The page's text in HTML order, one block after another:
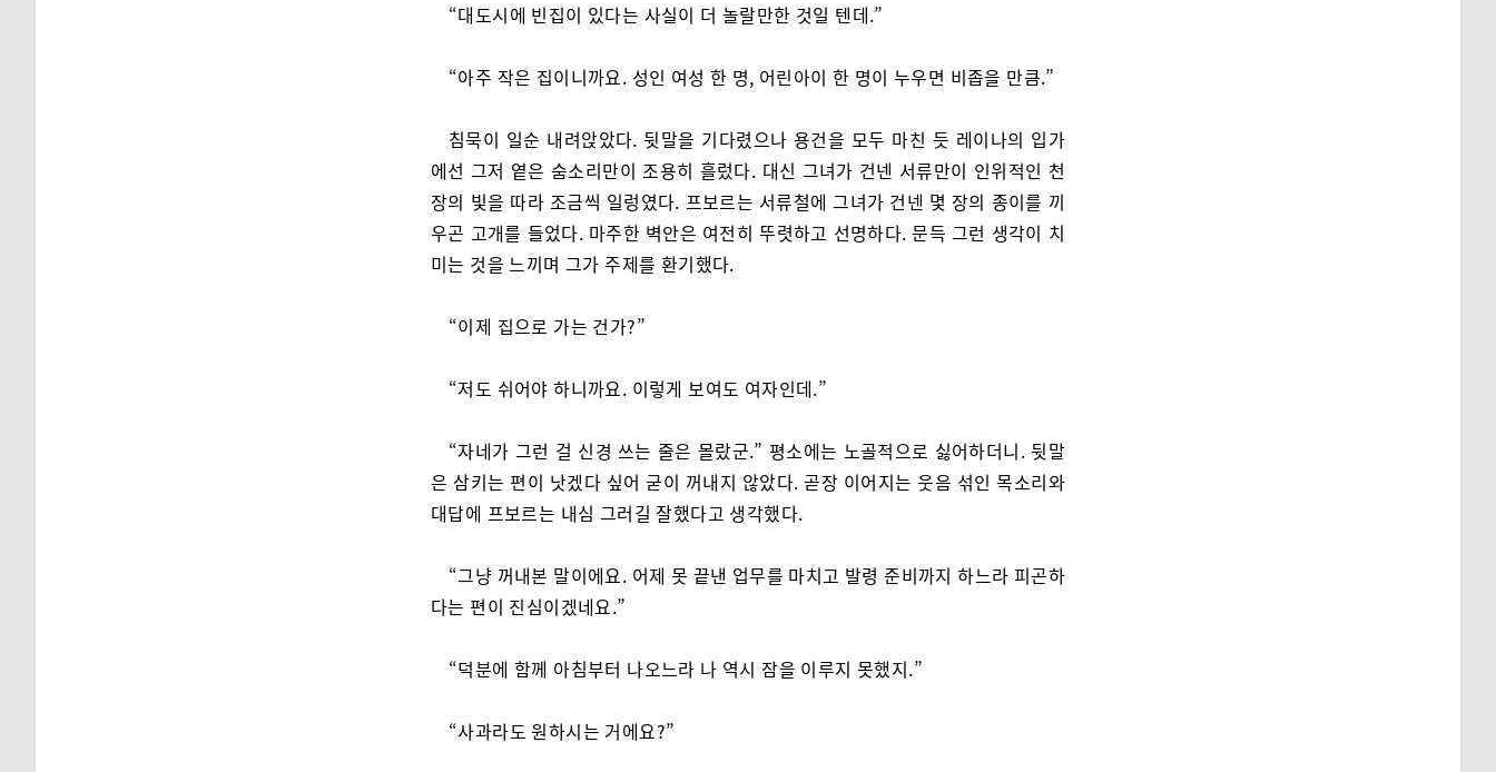
“대도시에 빈집이 있다는 사실이 더 놀랄만한 것일 텐데.”
“아주 작은 집이니까요. 성인 여성 한 명, 어린아이 한 명이 누우면 비좁을 만큼.”
침묵이 일순 내려앉았다. 뒷말을 기다렸으나 용건을 모두 마친 듯 레이나의 입가
에선 그저 옅은 숨소리만이 조용히 흘렀다. 대신 그녀가 건넨 서류만이 인위적인 천
장의 빛을 따라 조금씩 일렁였다. 프보르는 서류철에 그녀가 건넨 몇 장의 종이를 끼
우곤 고개를 들었다. 마주한 벽안은 여전히 뚜렷하고 선명하다. 문득 그런 생각이 치
미는 것을 느끼며 그가 주제를 환기했다.
“이제 집으로 가는 건가?”
“저도 쉬어야 하니까요. 이렇게 보여도 여자인데.”
“자네가 그런 걸 신경 쓰는 줄은 몰랐군.” 평소에는 노골적으로 싫어하더니. 뒷말
은 삼키는 편이 낫겠다 싶어 굳이 꺼내지 않았다. 곧장 이어지는 웃음 섞인 목소리와
대답에 프보르는 내심 그러길 잘했다고 생각했다.
“그냥 꺼내본 말이에요. 어제 못 끝낸 업무를 마치고 발령 준비까지 하느라 피곤하
다는 편이 진심이겠네요.”
“덕분에 함께 아침부터 나오느라 나 역시 잠을 이루지 못했지.”
“사과라도 원하시는 거에요?”